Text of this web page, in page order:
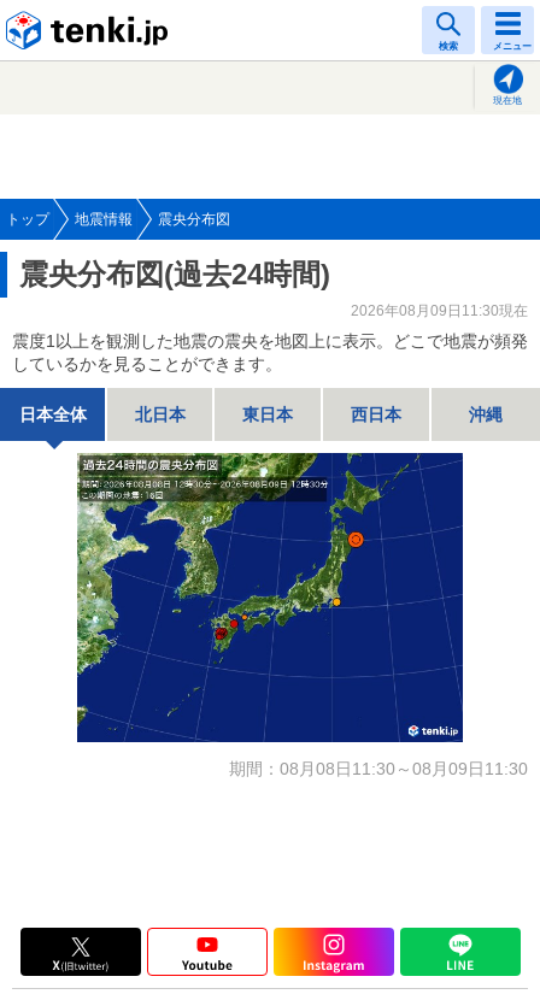
検索 メニュー
現在地
トップ 地震情報 震央分布図
震央分布図(過去24時間)
2026年08月09日11:30現在
震度1以上を観測した地震の震央を地図上に表示。どこで地震が頻発
しているかを見ることができます。
日本全体 北日本 東日本 西日本 沖縄
期間：08月08日11:30～08月09日11:30